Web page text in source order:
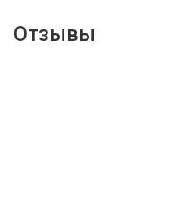
Отзывы